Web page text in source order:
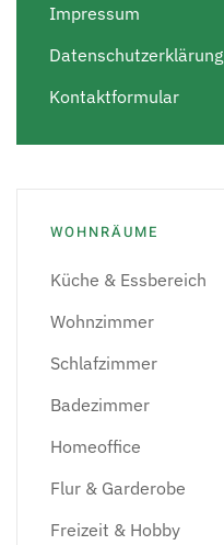
Impressum
Datenschutzerklärung
Kontaktformular
WOHNRÄUME
Küche & Essbereich
Wohnzimmer
Schlafzimmer
Badezimmer
Homeoffice
Flur & Garderobe
Freizeit & Hobby